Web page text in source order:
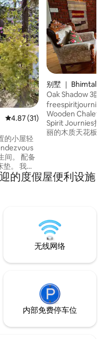
平均评分 4.87 分（满分 5 分）
4.87 (31)
的小屋轻
配备
我们
烧烤，甚
别墅 ｜ Bhimtal
Oak Shadow 3卧3
freespiritjournies
Wooden Chalet
Spirit Journies打
丽的木质天花板和
还是奢华的度假胜
的度假屋便利设施
无线网络
内部免费停车位